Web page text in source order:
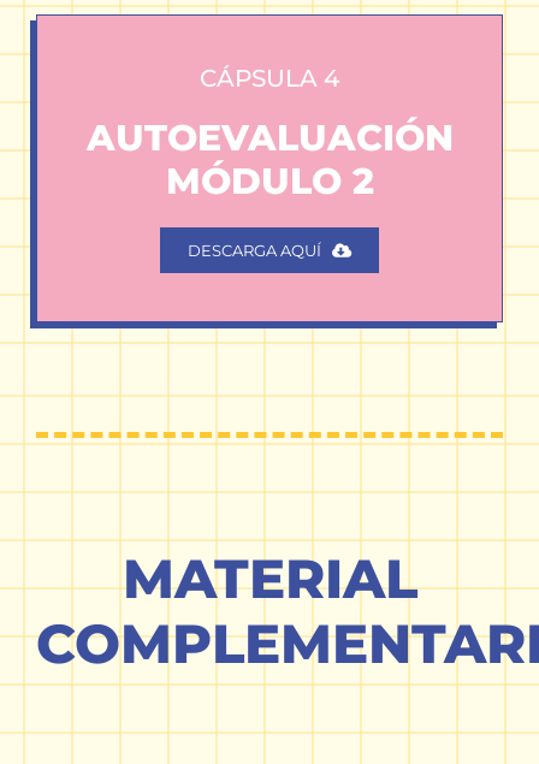
CÁPSULA 4
AUTOEVALUACIÓN
MÓDULO 2
DESCARGA AQUÍ
MATERIAL